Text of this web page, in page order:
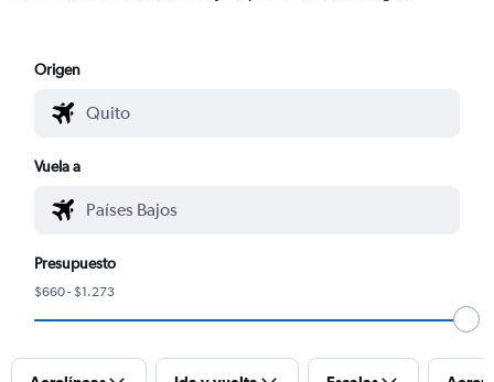
Origen
Vuela a
Presupuesto
$660 - $1.273